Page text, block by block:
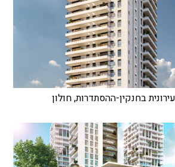
בחנקין-ההסתדרות, חולון